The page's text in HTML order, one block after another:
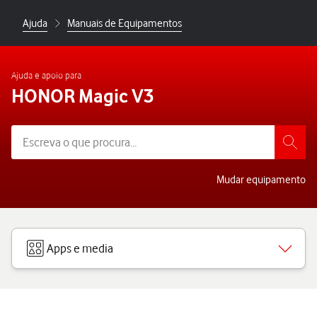
Ajuda Manuais de Equipamentos
Ajuda e apoio para
HONOR Magic V3
Mudar equipamento
Apps e media